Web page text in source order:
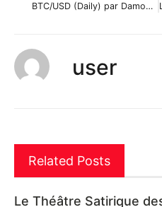
BTC/USD (Daily) par Damo5444
user
Related Posts
Le Théâtre Satirique